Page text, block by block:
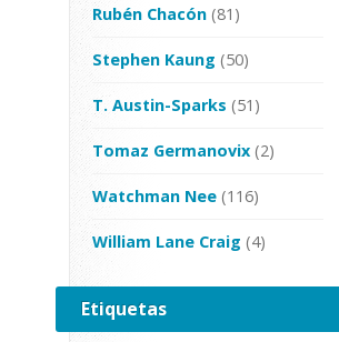
Rubén Chacón (81)
Stephen Kaung (50)
T. Austin-Sparks (51)
Tomaz Germanovix (2)
Watchman Nee (116)
William Lane Craig (4)
Etiquetas